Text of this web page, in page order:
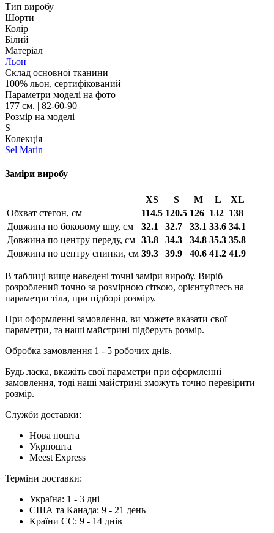
Тип виробу
Шорти
Колір
Білий
Матеріал
Льон
Склад основної тканини
100% льон, сертифікований
Параметри моделі на фото
177 см. | 82-60-90
Розмір на моделі
S
Колекція
Sel Marin
Заміри виробу
XS S M L
XL
Обхват стегон, см
114.5 120.5 126 132 138
Довжина по боковому шву, см
32.1 32.7 33.1 33.6 34.1
Довжина по центру переду, см 33.8 34.3 34.8 35.3 35.8
Довжина по центру спинки, см 39.3 39.9 40.6 41.2 41.9
В таблиці вище наведені точні заміри виробу. Виріб
розроблений точно за розмірною сіткою, орієнтуйтесь на
параметри тіла, при підборі розміру.
При оформленні замовлення, ви можете вказати свої
параметри, та наші майстрині підберуть розмір.
Обробка замовлення 1 - 5 робочих днів.
Будь ласка, вкажіть свої параметри при оформленні
замовлення, тоді наші майстрині зможуть точно перевірити
розмір.
Служби доставки:
Нова пошта
Укрпошта
Meest Express
Терміни доставки:
Україна: 1 - 3 дні
США та Канада: 9 - 21 день
Країни ЄС: 9 - 14 днів